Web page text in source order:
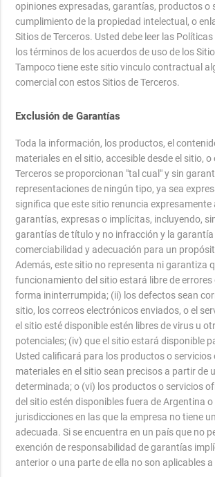
opiniones expresadas, garantías, productos o
cumplimiento de la propiedad intelectual, o
Sitios de Terceros. Usted debe leer las
los términos de los acuerdos de uso de los
Tampoco tiene este sitio vinculo contractual
comercial con estos Sitios de Terceros.
Exclusión de Garantías
Toda la información, los productos, el
materiales en el sitio, accesible desde el sitio, o
Terceros se proporcionan "tal cual" y sin
representaciones de ningún tipo, ya sea
significa que este sitio renuncia expresamente
garantías, expresas o implícitas, incluyendo,
garantías de título y no infracción y la
comerciabilidad y adecuación para un
Además, este sitio no representa ni garantiza
funcionamiento del sitio estará libre de
forma ininterrumpida; (ii) los defectos sean
sitio, los correos electrónicos enviados, o el
el sitio esté disponible estén libres de virus u
potenciales; (iv) que el sitio estará disponible
Usted calificará para los productos o servicios
materiales en el sitio sean precisos a partir de
determinada; o (vi) los productos o servicios
del sitio estén disponibles fuera de Argentina o
jurisdicciones en las que la empresa no tiene
adecuada. Si se encuentra en un país que no
exención de responsabilidad de garantías
anterior o una parte de ella no son aplicables